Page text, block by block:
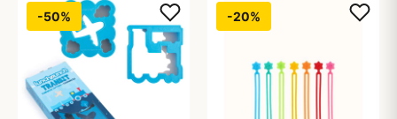
-50% -20%